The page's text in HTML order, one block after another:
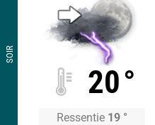
SOIR
20°
Ressentie 19 °